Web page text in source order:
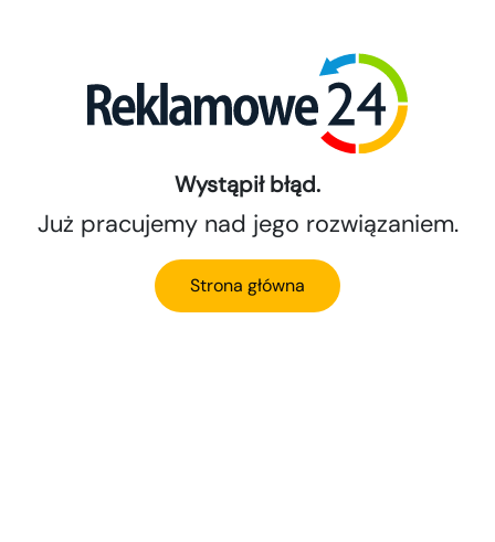
Wystąpił błąd.
Już pracujemy nad jego rozwiązaniem.
Strona główna